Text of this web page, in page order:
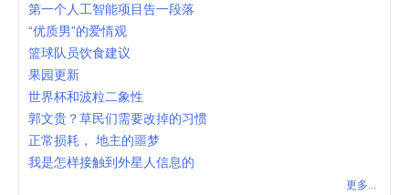
第一个人工智能项目告一段落
“优质男”的爱情观
篮球队员饮食建议
果园更新
世界杯和波粒二象性
郭文贵？草民们需要改掉的习惯
正常损耗， 地主的噩梦
我是怎样接触到外星人信息的
更多...